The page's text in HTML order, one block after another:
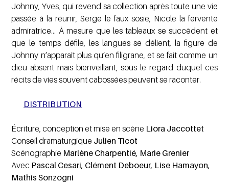
Johnny, Yves, qui revend sa collection après toute une vie
passée à la réunir, Serge le faux sosie, Nicole la fervente
admiratrice… À mesure que les tableaux se succèdent et
que le temps défile, les langues se délient, la figure de
Johnny n’apparaît plus qu’en filigrane, et se fait comme un
dieu absent mais bienveillant, sous le regard duquel ces
récits de vies souvent cabossées peuvent se raconter.
DISTRIBUTION
Écriture, conception et mise en scène Liora Jaccottet
Conseil dramaturgique Julien Ticot
Scénographie Marlène Charpentié, Marie Grenier
Avec Pascal Cesari, Clément Deboeur, Lise Hamayon,
Mathis Sonzogni